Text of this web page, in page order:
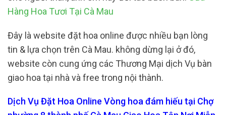
Hàng Hoa Tươi Tại Cà Mau
Đây là website đặt hoa online được nhiều bạn lòng
tin & lựa chọn trên Cà Mau. không dừng lại ở đó,
website còn cung ứng các Thương Mại dịch Vụ bàn
giao hoa tại nhà và free trong nội thành.
Dịch Vụ Đặt Hoa Online Vòng hoa đám hiếu tại Chợ